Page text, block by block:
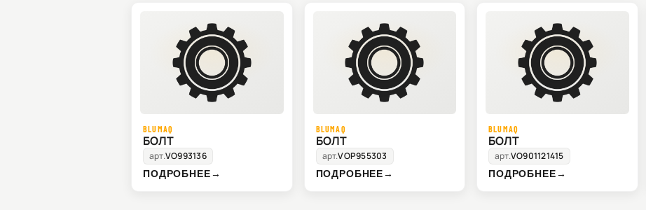
BLUMAQ
БОЛТ
арт.VO993136
ПОДРОБНЕЕ→
BLUMAQ
БОЛТ
арт.VOP955303
ПОДРОБНЕЕ→
BLUMAQ
БОЛТ
арт.VO901121415
ПОДРОБНЕЕ→